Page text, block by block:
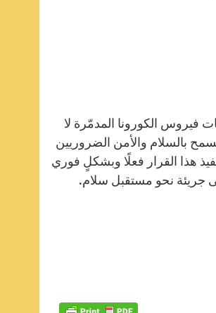
فيروس الكورونا المدمّرة لا
بالسلام والأمن الضروريين
هذا القرار فعلًا وبشكلٍ فوري
جريئة نحو مستقبل سلام.